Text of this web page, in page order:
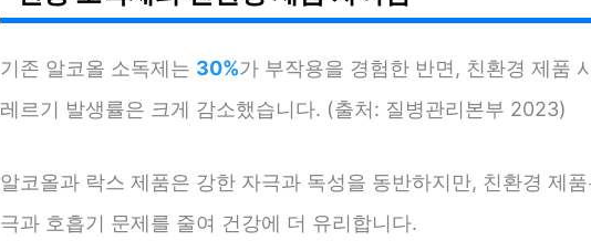
기존 알코올 소독제는 30%가 부작용을 경험한 반면, 친환경 제품
레르기 발생률은 크게 감소했습니다. (출처: 질병관리본부 2023)
알코올과 락스 제품은 강한 자극과 독성을 동반하지만, 친환경 제
극과 호흡기 문제를 줄여 건강에 더 유리합니다.